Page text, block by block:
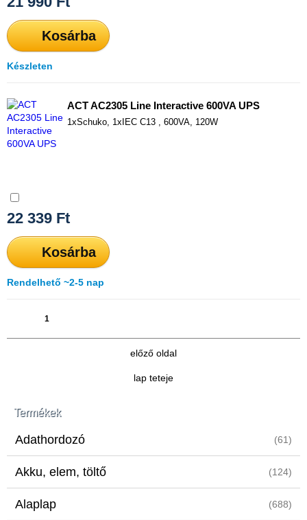
Termékek
Adathordozó (61)
Akku, elem, töltő (124)
Alaplap (688)
Kosárba
Készleten
ACT AC2305 Line Interactive 600VA UPS
1xSchuko, 1xIEC C13 , 600VA, 120W
22 339 Ft
Kosárba
Rendelhető ~2-5 nap
1
előző oldal
lap teteje